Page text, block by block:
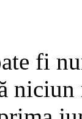
fi